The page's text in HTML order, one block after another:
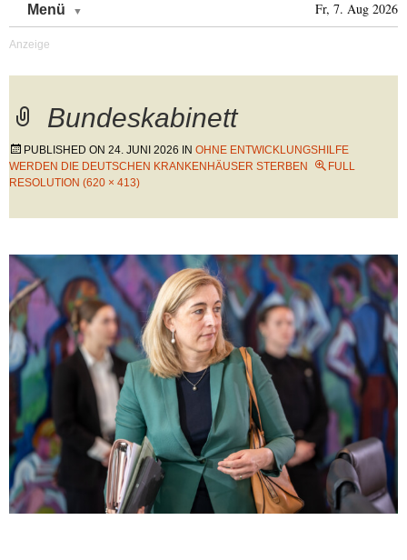
Menü Fr, 7. Aug 2026
Bundeskabinett
PUBLISHED ON 24. JUNI 2026 IN OHNE ENTWICKLUNGSHILFE
WERDEN DIE DEUTSCHEN KRANKENHÄUSER STERBEN
FULL
RESOLUTION (620 × 413)